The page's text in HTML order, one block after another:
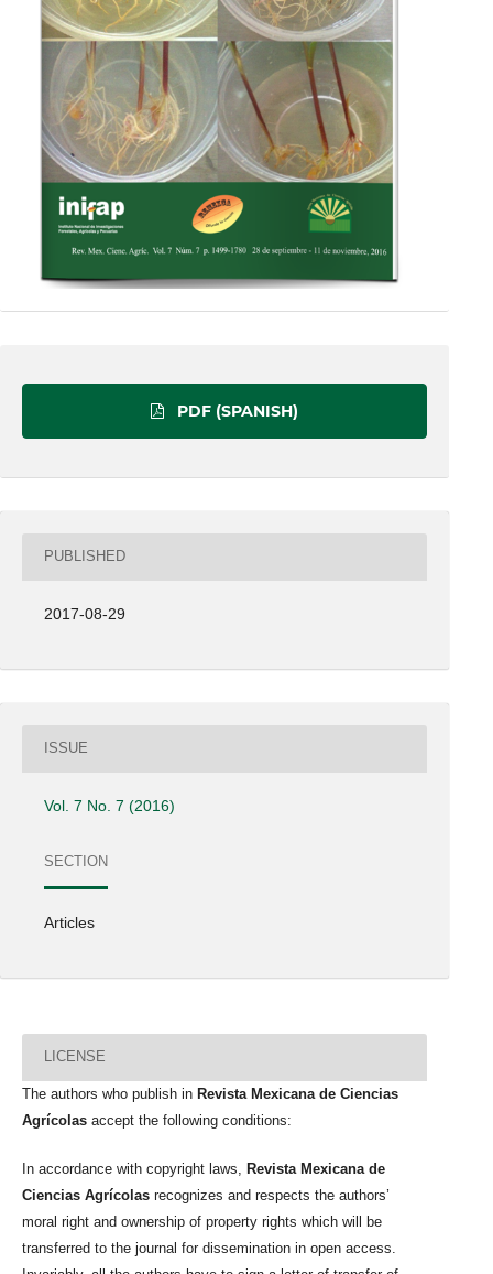
PDF (SPANISH)
PUBLISHED
2017-08-29
ISSUE
Vol. 7 No. 7 (2016)
SECTION
Articles
LICENSE
The authors who publish in Revista Mexicana de Ciencias
Agrícolas accept the following conditions:
In accordance with copyright laws,
Revista Mexicana de
Ciencias Agrícolas recognizes and respects the authors’
moral right and ownership of property rights which will be
transferred to the journal for dissemination in open access.